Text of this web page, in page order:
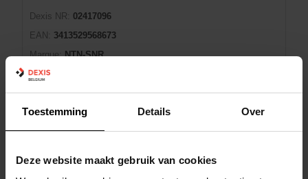
Toestemming Details Over
Deze website maakt gebruik van cookies
Dexis NR:
02417096
EAN:
3413529568673
Marque: NTN-SNR
Man:
Matériau (corps de palier): Fonte
En rupture de stock 8 jour(s) de livraison